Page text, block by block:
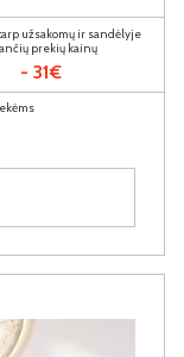
užsakomų ir sandėlyje
prekių kainų
- 31€